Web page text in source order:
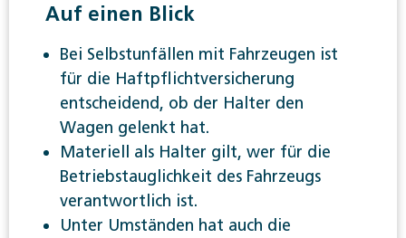
Auf einen Blick
Bei Selbstunfällen mit Fahrzeugen ist
für die Haftpflichtversicherung
entscheidend, ob der Halter den
Wagen gelenkt hat.
Materiell als Halter gilt, wer für die
Betriebstauglichkeit des Fahrzeugs
verantwortlich ist.
Unter Umständen hat auch die